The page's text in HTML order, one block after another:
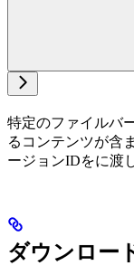
特定のファイルバ
るコンテンツが含
ージョンIDをに渡
ダウンロー